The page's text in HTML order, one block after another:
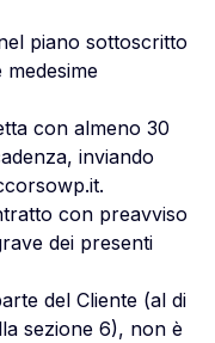
piano sottoscritto
con almeno 30
inviando
.
con preavviso
dei presenti
del Cliente (al di
sezione 6), non è